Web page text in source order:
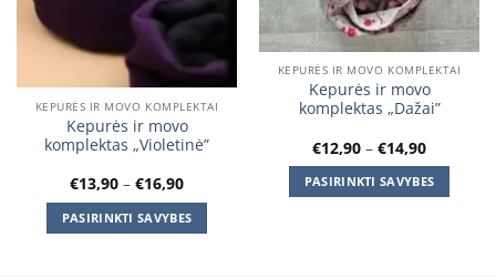
KEPURĖS IR MOVO KOMPLEKTAI
Kepurės ir movo
komplektas „Violetinė”
€13,90 – €16,90Price
€13,90
through
€16,90
PASIRINKTI SAVYBES
KEPURĖS IR MOVO KOMPLEKTAI
Kepurės ir movo
komplektas „Dažai”
€12,90 – €14,90Price
€12,90
through
€14,90
PASIRINKTI SAVYBES